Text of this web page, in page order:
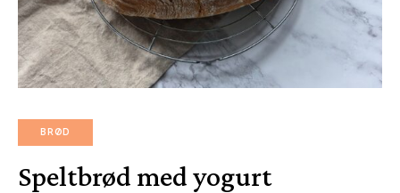
BRØD
Speltbrød med yogurt